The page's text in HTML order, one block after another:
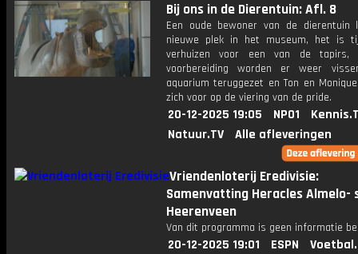
Bij ons in de Dierentuin: Afl. 8
Een oude bewoner van de dierentuin
nieuwe plek in het museum, het is
verhuizen voor een van de tapirs,
voorbereiding worden er weer
aquarium teruggezet en Ton en
zich voor op de viering van de pride.
20-12-2025 19:05 NPO1
Natuur.TV
Alle afleveringen
Vriendenloterij Eredivisie:
Samenvatting Heracles Almelo-
Heerenveen
Van dit programma is geen informatie
20-12-2025 19:01 ESPN